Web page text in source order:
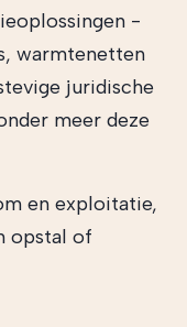
-
warmtenetten
juridische
meer deze
en exploitatie,
opstal of